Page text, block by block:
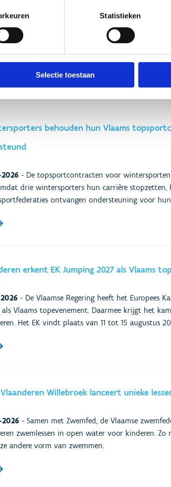
Statistieken
Selectie toestaan
-
De Vlaamse Regering keurt op voorstel
goed van de indicatoren waarmee het
Het aantal indicatoren daalt van 36 naar 19.
behouden hun Vlaams
- De topsportcontracten voor
drie wintersporters hun carrière stopzetten,
ontvangen ondersteuning voor
erkent EK Jumping 2027 als Vlaams
- De Vlaamse Regering heeft het Europees
als Vlaams topevenement. Daarmee krijgt het
Het EK vindt plaats van 11 tot 15 augustus
Willebroek lanceert unieke
-Samen met Zwemfed, de Vlaamse
zwemlessen in open water voor kinderen. Zo
andere vorm van zwemmen.